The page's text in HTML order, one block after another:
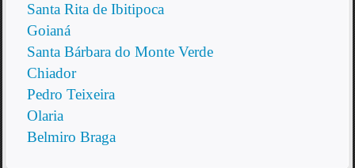
Santa Rita de Ibitipoca
Goianá
Santa Bárbara do Monte Verde
Chiador
Pedro Teixeira
Olaria
Belmiro Braga